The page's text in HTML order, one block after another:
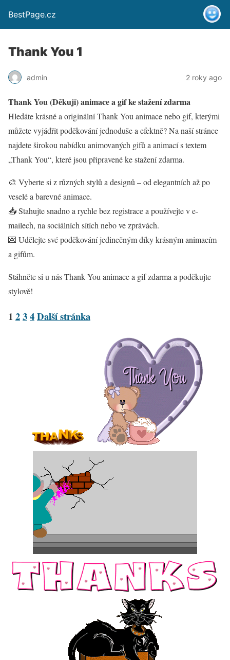
BestPage.cz
Thank You 1
admin 2 roky ago
Thank You (Děkuji) animace a gif ke stažení zdarma
Hledáte krásné a originální Thank You animace nebo gif, kterými
můžete vyjádřit poděkování jednoduše a efektně? Na naší stránce
najdete širokou nabídku animovaných gifů a animací s textem
„Thank You“, které jsou připravené ke stažení zdarma.
🎨 Vyberte si z různých stylů a designů – od elegantních až po
veselé a barevné animace.
📥 Stahujte snadno a rychle bez registrace a používejte v e-
mailech, na sociálních sítích nebo ve zprávách.
💌 Udělejte své poděkování jedinečným díky krásným animacím
a gifům.
Stáhněte si u nás Thank You animace a gif zdarma a poděkujte
stylově!
1234Další stránka